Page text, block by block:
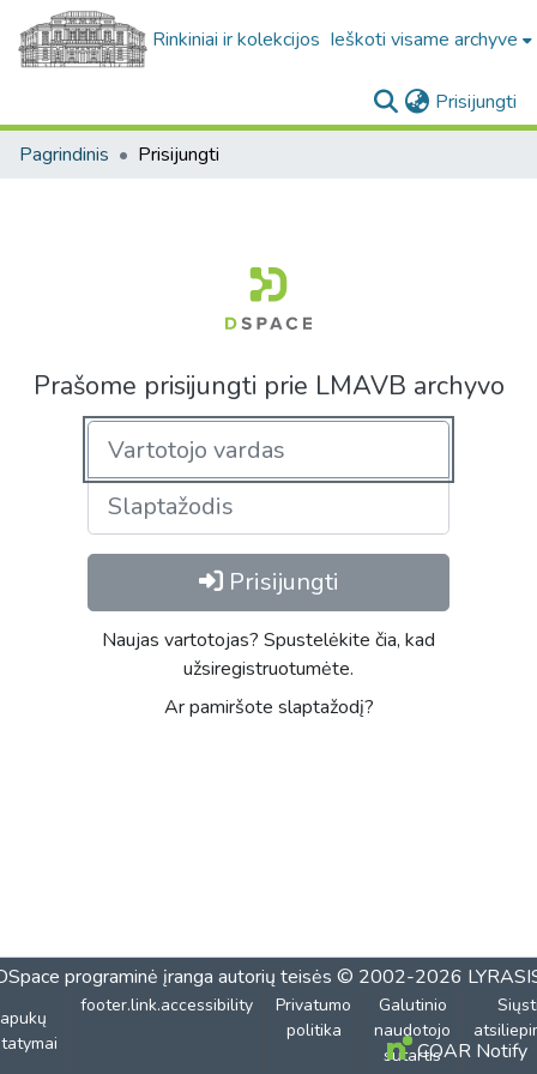
Rinkiniai ir kolekcijos Ieškoti visame archyve
Prisijungti
Pagrindinis Prisijungti
Prašome prisijungti prie LMAVB archyvo
Prisijungti
Naujas vartotojas? Spustelėkite čia, kad
užsiregistruotumėte.
Ar pamiršote slaptažodį?
programinė įranga autorių teisės © 2002-2026
footer.link.accessibility
Privatumo
politika
Galutinio
naudotojo
sutartisCOAR Notify